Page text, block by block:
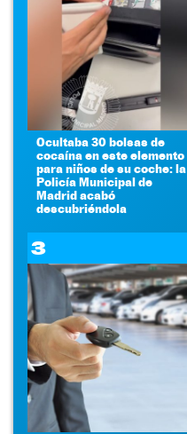
Ocultaba 30 bolsas de
cocaína en este elemento
para niños de su coche: la
Policía Municipal de
Madrid acabó
descubriéndola
3